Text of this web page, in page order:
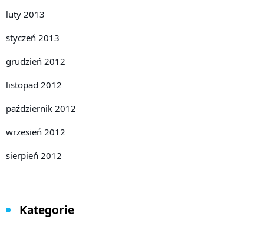
luty 2013
styczeń 2013
grudzień 2012
listopad 2012
październik 2012
wrzesień 2012
sierpień 2012
Kategorie